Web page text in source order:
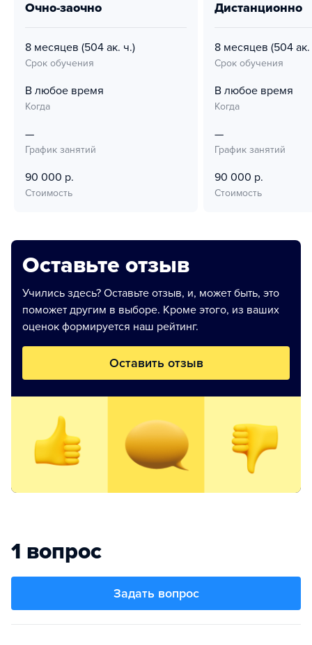
очно-заочно
8 месяцев (504 ак. ч.)
Срок обучения
В любое время
Когда
—
График занятий
90 000 р.
Стоимость
дистанционно
8 месяцев (504 ак.
Срок обучения
В любое время
Когда
—
График занятий
90 000 р.
Стоимость
Оставьте отзыв
Учились здесь? Оставьте отзыв, и, может быть, это
поможет другим в выборе. Кроме этого, из ваших
оценок формируется наш рейтинг.
Оставить отзыв
1 вопрос
Задать вопрос